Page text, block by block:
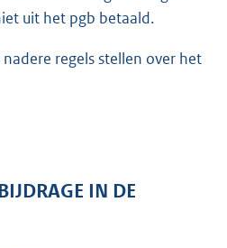
uit het pgb betaald.
regels stellen over het
IN DE